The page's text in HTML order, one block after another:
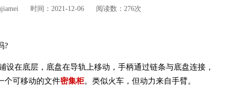
时间：2021-12-06 阅读数：276次
?
在底层，底盘在导轨上移动，手柄通过链条与底盘连接，
个可移动的文件密集柜。类似火车，但动力来自手臂。